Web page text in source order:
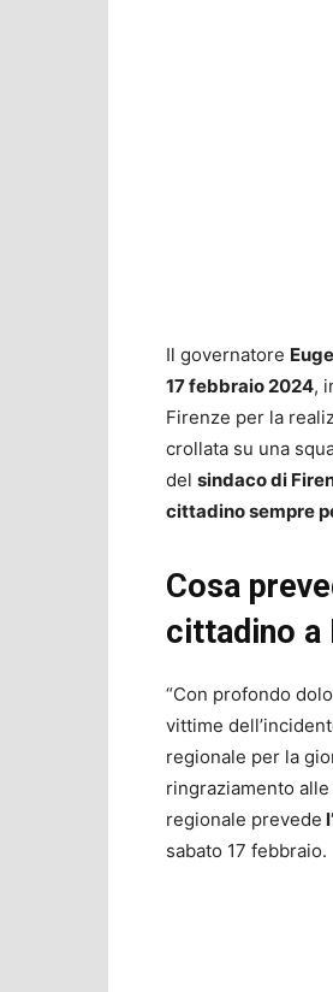
Il governatore
17 febbraio 2024,
Firenze per la
crollata su una
del sindaco di
cittadino sempre
Cosa
cittadino a
“Con profondo
vittime
regionale per la
ringraziamento
regionale prevede
sabato 17 febbraio.